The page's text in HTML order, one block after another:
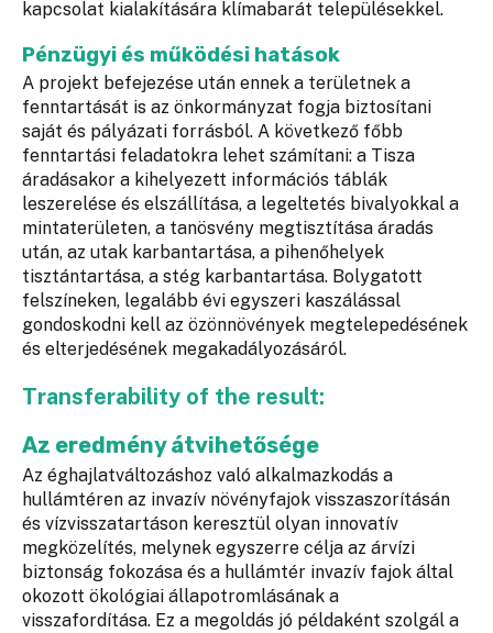
kapcsolat kialakítására klímabarát településekkel.
Pénzügyi és működési hatások
A projekt befejezése után ennek a területnek a
fenntartását is az önkormányzat fogja biztosítani
saját és pályázati forrásból. A következő főbb
fenntartási feladatokra lehet számítani: a Tisza
áradásakor a kihelyezett információs táblák
leszerelése és elszállítása, a legeltetés bivalyokkal a
mintaterületen, a tanösvény megtisztítása áradás
után, az utak karbantartása, a pihenőhelyek
tisztántartása, a stég karbantartása. Bolygatott
felszíneken, legalább évi egyszeri kaszálással
gondoskodni kell az özönnövények megtelepedésének
és elterjedésének megakadályozásáról.
Transferability of the result:
Az eredmény átvihetősége
Az éghajlatváltozáshoz való alkalmazkodás a
hullámtéren az invazív növényfajok visszaszorításán
és vízvisszatartáson keresztül olyan innovatív
megközelítés, melynek egyszerre célja az árvízi
biztonság fokozása és a hullámtér invazív fajok által
okozott ökológiai állapotromlásának a
visszafordítása. Ez a megoldás jó példaként szolgál a